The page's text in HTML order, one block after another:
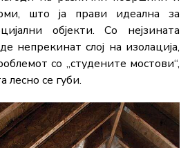
што ја прави идеална за
објекти. Со нејзината
непрекинат слој на изолација,
со „студените мостови“,
лесно се губи.